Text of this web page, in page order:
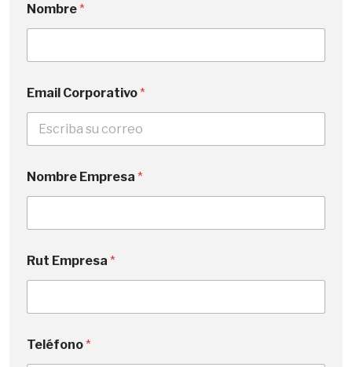
Nombre*
Email Corporativo*
Nombre Empresa *
Rut Empresa *
Teléfono*